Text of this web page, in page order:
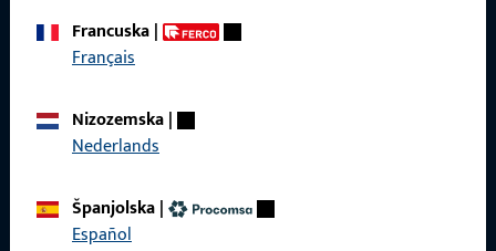
Francuska|
Français
Nizozemska|
Nederlands
Španjolska|
Español
Impressum
Opći uvjeti poslovanja